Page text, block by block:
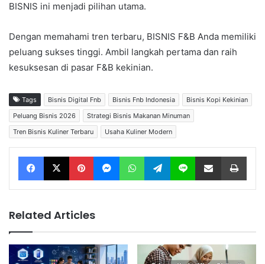
BISNIS ini menjadi pilihan utama.
Dengan memahami tren terbaru, BISNIS F&B Anda memiliki
peluang sukses tinggi. Ambil langkah pertama dan raih
kesuksesan di pasar F&B kekinian.
Tags Bisnis Digital Fnb Bisnis Fnb Indonesia
Bisnis Kopi Kekinian
Peluang Bisnis 2026
Strategi Bisnis Makanan Minuman
Tren Bisnis Kuliner Terbaru
Usaha Kuliner Modern
Facebook X Pinterest Messenger WhatsApp Telegram Line Share via Email
Related Articles